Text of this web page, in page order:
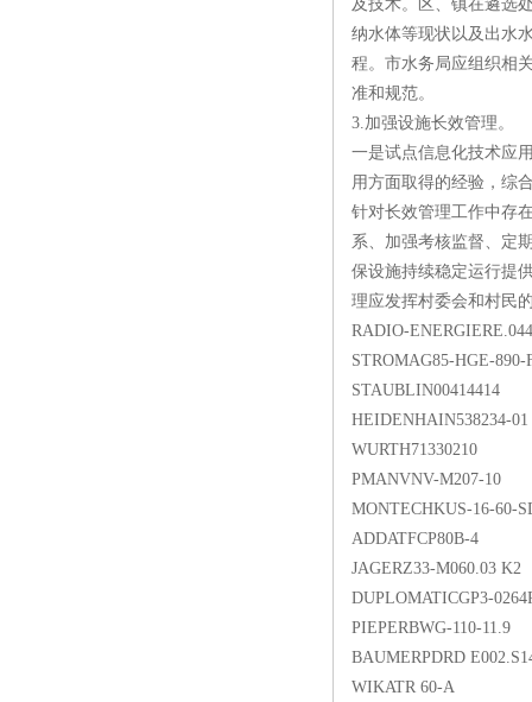
及技术。区、镇在遴选
纳水体等现状以及出水
程。市水务局应组织相
准和规范。
3.加强设施长效管理。
一是试点信息化技术应
用方面取得的经验，综
针对长效管理工作中存
系、加强考核监督、定
保设施持续稳定运行提
理应发挥村委会和村民
RADIO-
STROMAG85-HGE-
STAUBLIN00414414
HEIDENHAIN538234-01
WURTH71330210
PMANVNV-M207-10
MONTECHKUS-16-60-
ADDATFCP80B-4
JAGERZ33-M060.03 K2
DUPLOMATICGP3-
PIEPERBWG-110-11.9
BAUMERPDRD
WIKATR 60-A